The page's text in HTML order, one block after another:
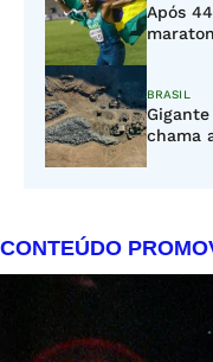
Após
BRASIL
chama